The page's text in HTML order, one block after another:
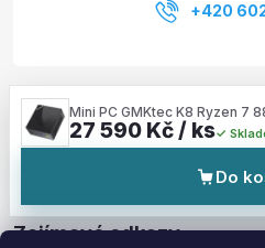
Služby
Zajímavé odkazy
+420
27 590 Kč / ks
Do